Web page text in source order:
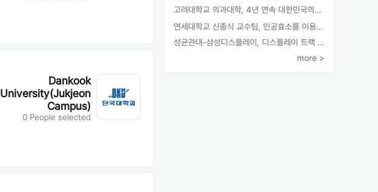
Dankook
University(Jukjeon
Campus)
0 People selected
고려대학교 의과대학, 4년 연속 대한민국의학한림원 정회원 최다 배출 外
연세대학교 신종식 교수팀, 인공효소를 이용한 아민의 키랄전환 세계 최초로 성공
성균관대-삼성디스플레이, 디스플레이 트랙 운영 협약 체결
more >